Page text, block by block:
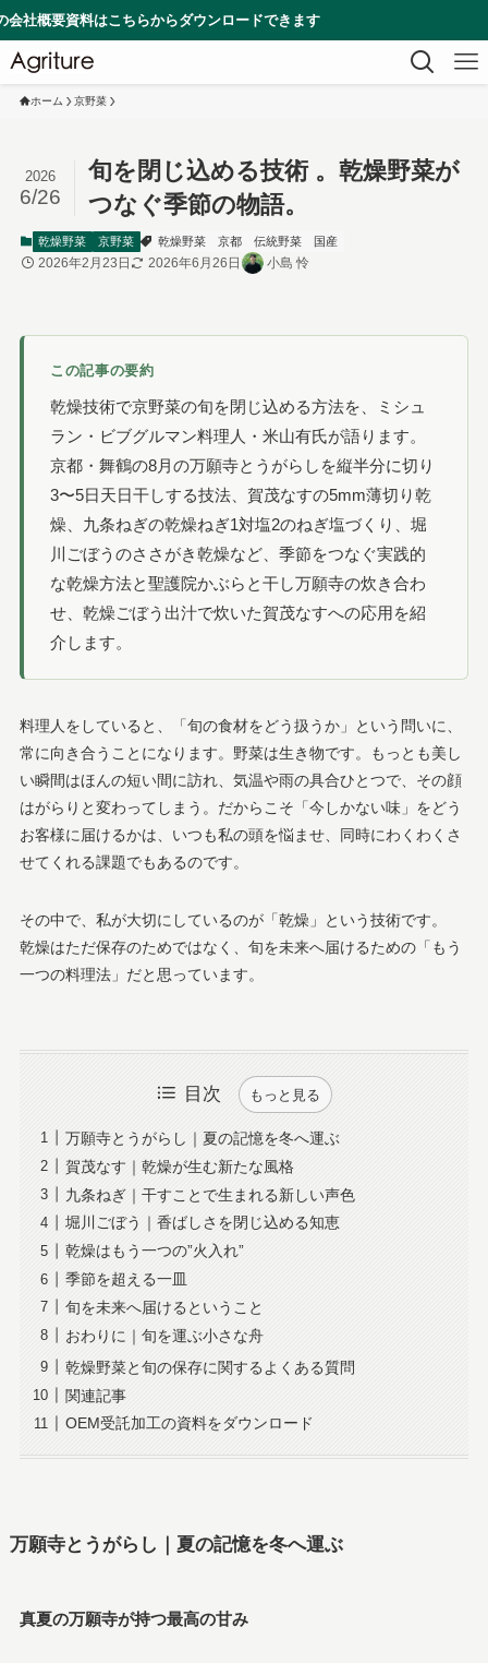
こちらからダウンロードできます
ホーム 京野菜
旬を閉じ込める技術 。乾燥野菜が
つなぐ季節の物語。
2026
6/26
乾燥野菜 京野菜 乾燥野菜 京都 伝統野菜 国産
2026年2月23日 2026年6月26日 小島 怜
この記事の要約
乾燥技術で京野菜の旬を閉じ込める方法を、ミシュ
ラン・ビブグルマン料理人・米山有氏が語ります。
京都・舞鶴の8月の万願寺とうがらしを縦半分に切り
3〜5日天日干しする技法、賀茂なすの5mm薄切り乾
燥、九条ねぎの乾燥ねぎ1対塩2のねぎ塩づくり、堀
川ごぼうのささがき乾燥など、季節をつなぐ実践的
な乾燥方法と聖護院かぶらと干し万願寺の炊き合わ
せ、乾燥ごぼう出汁で炊いた賀茂なすへの応用を紹
介します。
料理人をしていると、「旬の食材をどう扱うか」という問いに、
常に向き合うことになります。野菜は生き物です。もっとも美し
い瞬間はほんの短い間に訪れ、気温や雨の具合ひとつで、その顔
はがらりと変わってしまう。だからこそ「今しかない味」をどう
お客様に届けるかは、いつも私の頭を悩ませ、同時にわくわくさ
せてくれる課題でもあるのです。
その中で、私が大切にしているのが「乾燥」という技術です。
乾燥はただ保存のためではなく、旬を未来へ届けるための「もう
一つの料理法」だと思っています。
目次 もっと見る
万願寺とうがらし｜夏の記憶を冬へ運ぶ
賀茂なす｜乾燥が生む新たな風格
九条ねぎ｜干すことで生まれる新しい声色
堀川ごぼう｜香ばしさを閉じ込める知恵
乾燥はもう一つの”火入れ”
季節を超える一皿
旬を未来へ届けるということ
おわりに｜旬を運ぶ小さな舟
乾燥野菜と旬の保存に関するよくある質問
関連記事
OEM受託加工の資料をダウンロード
万願寺とうがらし｜夏の記憶を冬へ運ぶ
真夏の万願寺が持つ最高の甘み